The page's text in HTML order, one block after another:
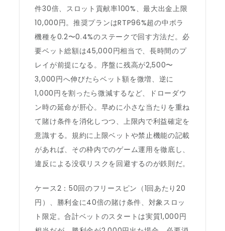
件30倍、スロット貢献率100%、最大出金上限
10,000円。推奨プランはRTP96%超の中ボラ
機種を0.2〜0.4%のステークで回す方法だ。必
要ベット総額は45,000円相当で、長時間のプ
レイが前提になる。序盤に残高が2,500〜
3,000円へ伸びたらベット額を微増、逆に
1,000円を割ったら微減するなど、ドローダウ
ン時の延命が肝心。早めに小さな当たりを重ね
て賭け条件を消化しつつ、上限内で利益確定を
意識する。規約に上限ベットや禁止機能の記載
があれば、その枠内でのゲーム運用を徹底し、
違反による没収リスクを回避するのが鉄則だ。
ケース2：50回のフリースピン（1回あたり20
円）、勝利金に40倍の賭け条件、対象スロッ
ト限定。合計ベットのスタートは実質1,000円